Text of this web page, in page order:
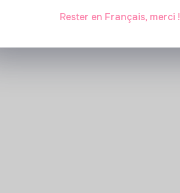
Rester en Français, merci !